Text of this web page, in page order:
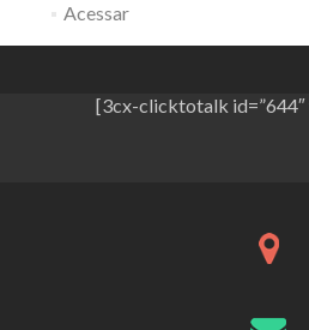
Acessar
[3cx-clicktotalk id=”644″